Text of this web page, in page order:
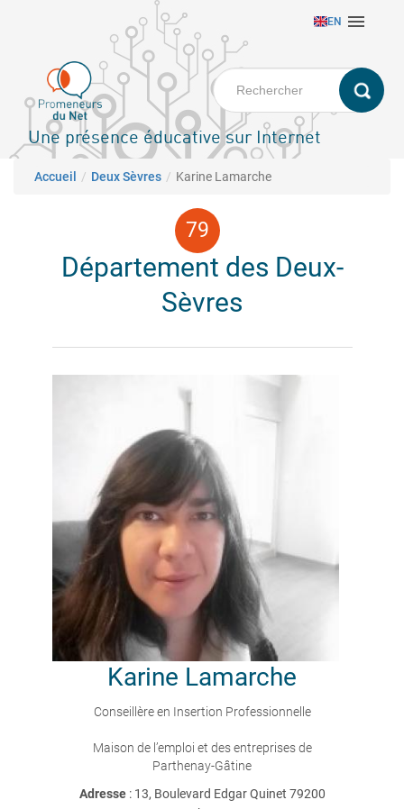
principal
EN 
Une présence éducative sur Internet
Fil d'Ariane
Accueil Deux Sèvres Karine Lamarche
Département des Deux-
Sèvres
Karine Lamarche
Conseillère en Insertion Professionnelle
Maison de l’emploi et des entreprises de
Parthenay-Gâtine
Adresse : 13, Boulevard Edgar Quinet 79200